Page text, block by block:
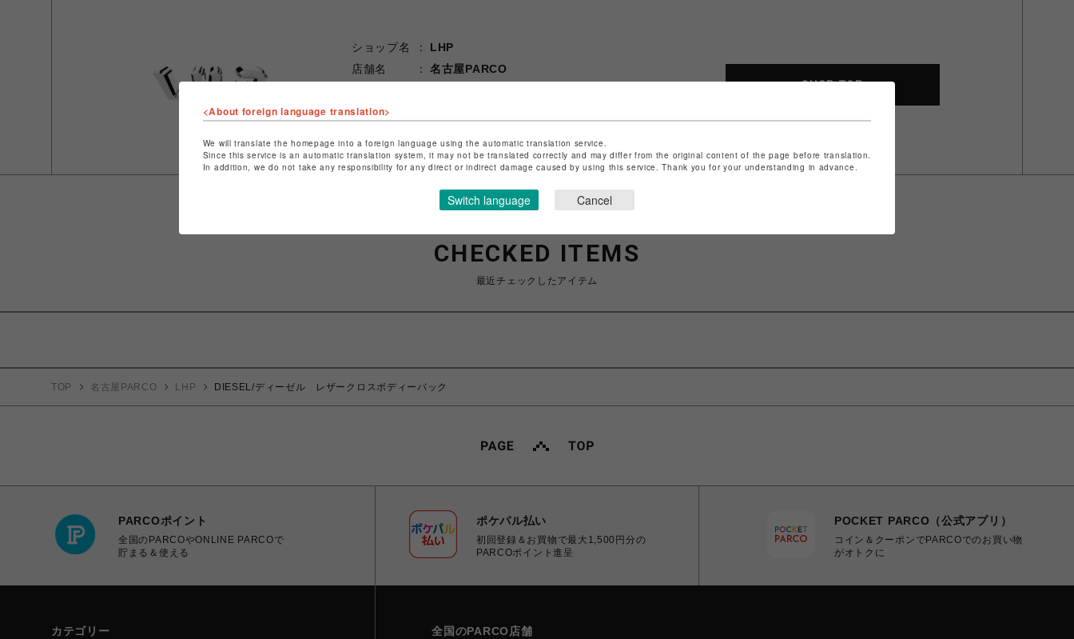
ショップ名
LHP
店舗名
名古屋PARCO
ショップお問い合わせはこちら
SHOP TOP
CHECKED ITEMS
最近チェックしたアイテム
TOP 名古屋PARCO LHP DIESEL/ディーゼル レザークロスボディーバック
PARCOポイント
全国のPARCOやONLINE PARCOで
貯まる＆使える
ポケパル払い
初回登録＆お買物で最大1,500円分の
PARCOポイント進呈
POCKET PARCO（公式アプリ）
コイン＆クーポンでPARCOでのお買い物
がオトクに
カテゴリー 全国のPARCO店舗
<About foreign language translation>
We will translate the homepage into a foreign language using the automatic translation service.
Since this service is an automatic translation system, it may not be translated correctly and may differ from the original content of the page before translation.
In addition, we do not take any responsibility for any direct or indirect damage caused by using this service. Thank you for your understanding in advance.
Switch language Cancel